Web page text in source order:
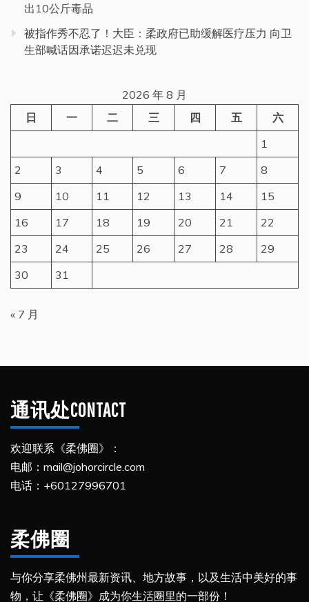
出10公斤毒品
被指作秀不忍了！大臣：柔政府已助缓解医疗压力 向卫
生部喊话因承诺迟迟未兑现
2026 年 8 月
日
一 二 三 四 五
六
1
2
3 4 5 6 7
8
9
10 11 12 13 14
15
16
17 18 19 20 21
22
23
24 25 26 27 28
29
30
31
« 7 月
通讯处CONTACT
欢迎联系《柔佛圈》：
电邮：mail@johorcircle.com
电话：+60127996701
柔佛圈
与你分享柔佛州最新资讯、地方故事，以及生活中美好的事
物，让《柔佛圈》成为你生活圈里的一部份！